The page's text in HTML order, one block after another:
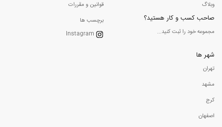
وبلاگ
صاحب کسب و کار هستید؟
مجموعه خود را ثبت کنید...
قوانین و مقررات
برچسب ها
Instagram
شهر ها
تهران
مشهد
کرج
اصفهان